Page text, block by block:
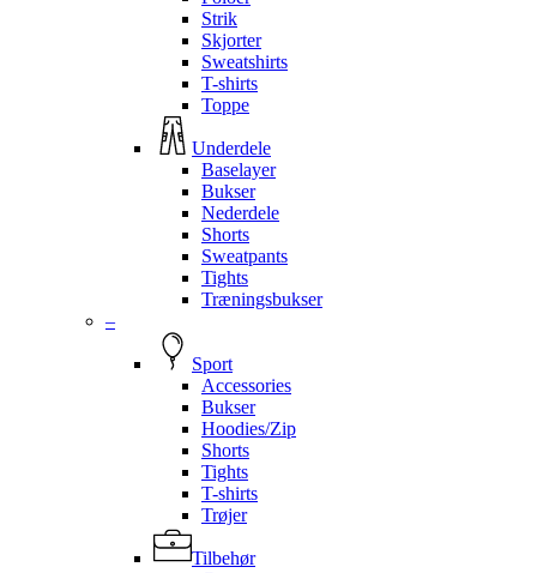
Strik
Skjorter
Sweatshirts
T-shirts
Toppe
Underdele
Baselayer
Bukser
Nederdele
Shorts
Sweatpants
Tights
Træningsbukser
–
Sport
Accessories
Bukser
Hoodies/Zip
Shorts
Tights
T-shirts
Trøjer
Tilbehør